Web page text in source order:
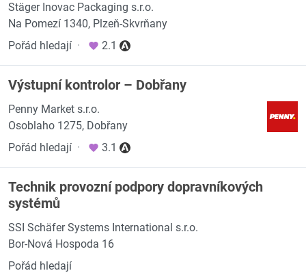
Stäger Inovac Packaging s.r.o.
Na Pomezí 1340, Plzeň-Skvrňany
Pořád hledají · 2.1
Výstupní kontrolor – Dobřany
Penny Market s.r.o.
Osoblaho 1275, Dobřany
Pořád hledají · 3.1
Technik provozní podpory dopravníkových
systémů
SSI Schäfer Systems International s.r.o.
Bor-Nová Hospoda 16
Pořád hledají